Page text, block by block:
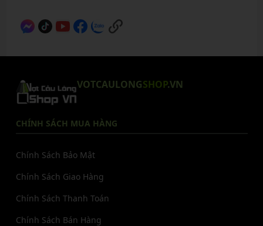
VOTCAULONGSHOP.VN
CHÍNH SÁCH MUA HÀNG
Chính Sách Bảo Mật
Chính Sách Giao Hàng
Chính Sách Thanh Toán
Chính Sách Bán Hàng